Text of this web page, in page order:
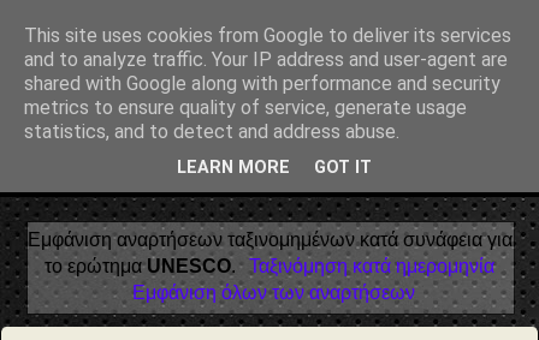
Αέναη επΑνάσταση
• Επιστήμη • Ψυχολογία • Λογοτεχνία • Τέχνες • Θεολογία •
Φιλοσοφία • Στοχασμοί... για τη μνήμη, τον άνθρωπο και το
Φως
Εμφάνιση αναρτήσεων ταξινομημένων κατά συνάφεια για
το ερώτημαUNESCO. Ταξινόμηση κατά ημερομηνία
Εμφάνιση όλων των αναρτήσεων
This site uses cookies from Google to deliver its services
and to analyze traffic. Your IP address and user-agent are
shared with Google along with performance and security
metrics to ensure quality of service, generate usage
statistics, and to detect and address abuse.
LEARN MORE GOT IT